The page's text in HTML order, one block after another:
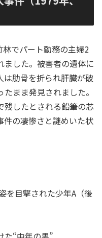
でパート勤務の主婦2
ました。被害者の遺体に
は肋骨を折られ肝臓が破
まま発見されました。
残したとされる鉛筆の芯
件の凄惨さと謎めいた状
を目撃された少年A（後